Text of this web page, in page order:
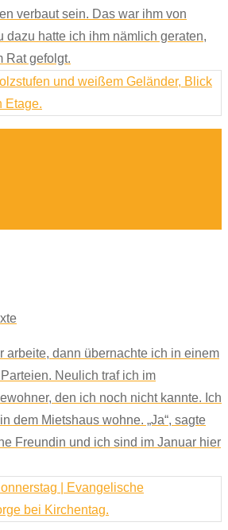
verbaut sein. Das war ihm von
dazu hatte ich ihm nämlich geraten,
Rat gefolgt.
arbeite, dann übernachte ich in einem
Neulich traf ich im
den ich noch nicht kannte. Ich
dem Mietshaus wohne. „Ja“, sagte
Freundin und ich sind im Januar hier